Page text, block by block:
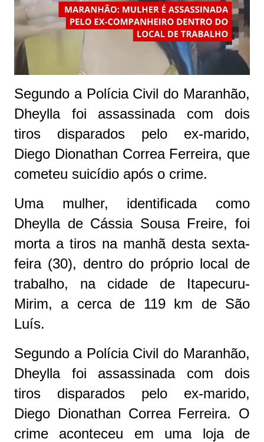
Segundo a Polícia Civil do Maranhão,
Dheylla foi assassinada com dois
tiros disparados pelo ex-marido,
Diego Dionathan Correa Ferreira, que
cometeu suicídio após o crime.
Uma mulher, identificada como
Dheylla de Cássia Sousa Freire, foi
morta a tiros na manhã desta sexta-
feira (30), dentro do próprio local de
trabalho, na cidade de Itapecuru-
Mirim, a cerca de 119 km de São
Luís.
Segundo a Polícia Civil do Maranhão,
Dheylla foi assassinada com dois
tiros disparados pelo ex-marido,
Diego Dionathan Correa Ferreira. O
crime aconteceu em uma loja de